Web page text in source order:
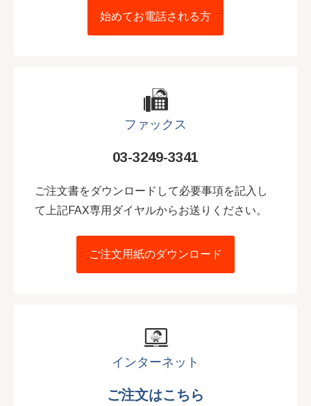
始めてお電話される方
ファックス
03-3249-3341
ご注文書をダウンロードして必要事項を記入し
て上記FAX専用ダイヤルからお送りください。
ご注文用紙のダウンロード
インターネット
ご注文はこちら